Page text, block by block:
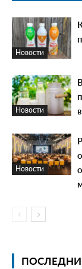
Новости
Новости
Новости